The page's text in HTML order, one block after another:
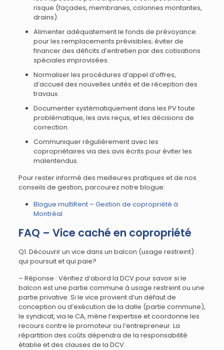
risque (façades, membranes, colonnes montantes,
drains).
Alimenter adéquatement le fonds de prévoyance
pour les remplacements prévisibles; éviter de
financer des déficits d’entretien par des cotisations
spéciales improvisées.
Normaliser les procédures d’appel d’offres,
d’accueil des nouvelles unités et de réception des
travaux.
Documenter systématiquement dans les PV toute
problématique, les avis reçus, et les décisions de
correction.
Communiquer régulièrement avec les
copropriétaires via des avis écrits pour éviter les
malentendus.
Pour rester informé des meilleures pratiques et de nos
conseils de gestion, parcourez notre blogue:
Blogue multiRent – Gestion de copropriété à
Montréal
FAQ – Vice caché en copropriété
Q1. Découvrir un vice dans un balcon (usage restreint) :
qui poursuit et qui paie?
– Réponse : Vérifiez d’abord la DCV pour savoir si le
balcon est une partie commune à usage restreint ou une
partie privative. Si le vice provient d’un défaut de
conception ou d’exécution de la dalle (partie commune),
le syndicat, via le CA, mène l’expertise et coordonne les
recours contre le promoteur ou l’entrepreneur. La
répartition des coûts dépendra de la responsabilité
établie et des clauses de la DCV.